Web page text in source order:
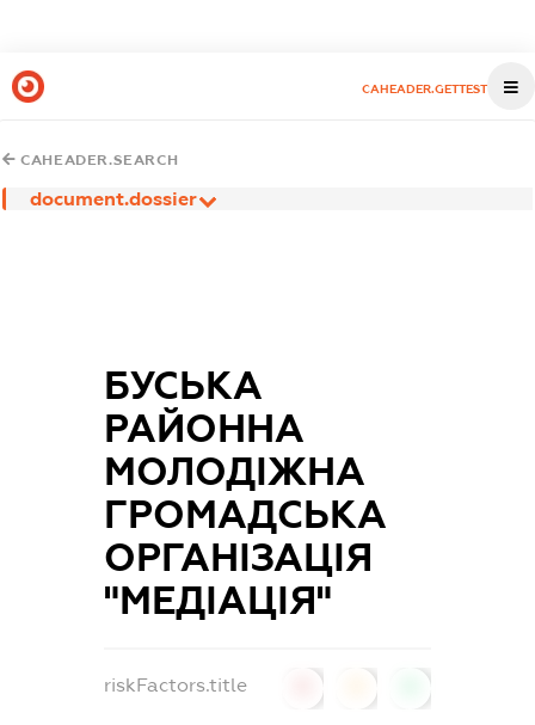
CAHEADER.GETTEST
CAHEADER.SEARCH
document.dossier
БУСЬКА
РАЙОННА
МОЛОДІЖНА
ГРОМАДСЬКА
ОРГАНІЗАЦІЯ
"МЕДІАЦІЯ"
riskFactors.title